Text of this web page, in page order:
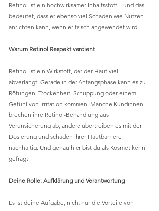
Retinol ist ein hochwirksamer Inhaltsstoff – und das
bedeutet, dass er ebenso viel Schaden wie Nutzen
anrichten kann, wenn er falsch angewendet wird.
Warum Retinol Respekt verdient
Retinol ist ein Wirkstoff, der der Haut viel
abverlangt. Gerade in der Anfangsphase kann es zu
Rötungen, Trockenheit, Schuppung oder einem
Gefühl von Irritation kommen. Manche Kundinnen
brechen ihre Retinol-Behandlung aus
Verunsicherung ab, andere übertreiben es mit der
Dosierung und schaden ihrer Hautbarriere
nachhaltig. Und genau hier bist du als Kosmetikerin
gefragt.
Deine Rolle: Aufklärung und Verantwortung
Es ist deine Aufgabe, nicht nur die Vorteile von